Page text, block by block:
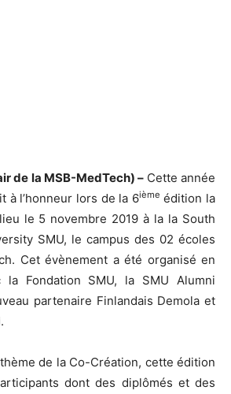
de la MSB-MedTech) – Cette année
à l’honneur lors de la 6ième édition la
le 5 novembre 2019 à la la South
SMU, le campus des 02 écoles
Cet évènement a été organisé en
la Fondation SMU, la SMU Alumni
partenaire Finlandais Demola et
de la Co-Création, cette édition
dont des diplômés et des